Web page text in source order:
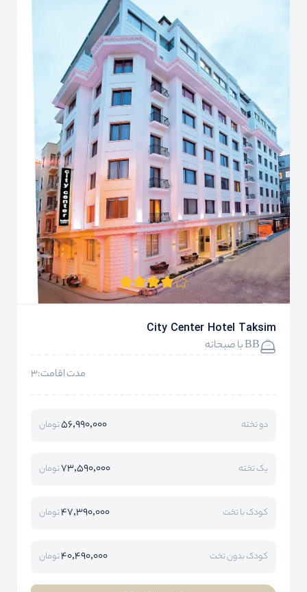
City Center Hotel Taksim
BB با صبحانه
مدت اقامت:3
دو تخته 56,990,000تومان
یک تخته 73,590,000تومان
کودک با تخت 47,390,000تومان
کودک بدون تخت 40,490,000تومان